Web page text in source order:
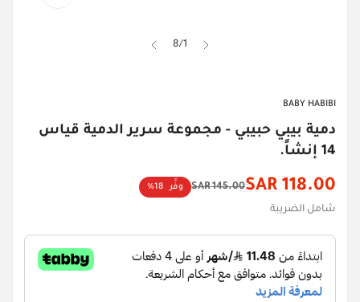
1
/
8
BABY HABIBI
دمية بيبي حبيبي - مجموعة سرير الدمية قياس
14 إنشاً.
سعر
الخصم
118.00 SAR
السعر
الأصلي
145.00 SAR وفِّر 18%
شامل الضريبة